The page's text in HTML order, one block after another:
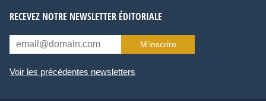
RECEVEZ NOTRE NEWSLETTER ÉDITORIALE
M’inscrire
Voir les précédentes newsletters